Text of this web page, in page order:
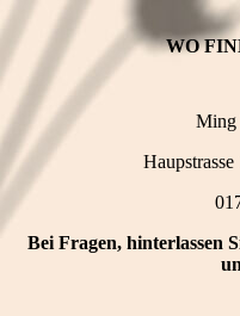
WO
Ming
Bei Fragen, hinterlassen